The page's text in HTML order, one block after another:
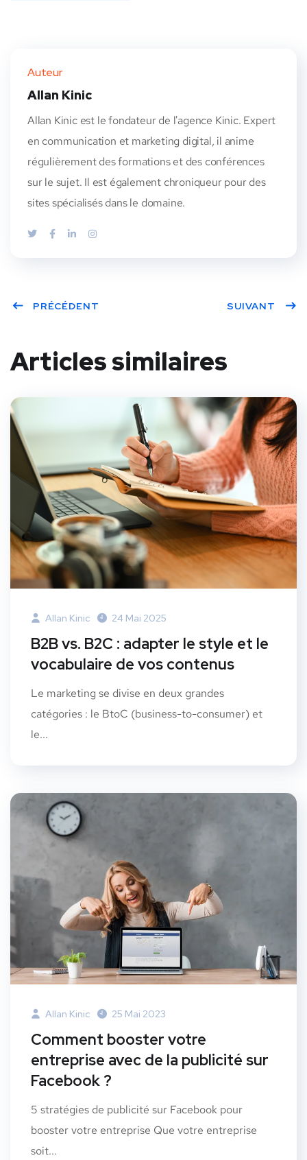
Auteur
Allan Kinic
Allan Kinic est le fondateur de l'agence Kinic. Expert
en communication et marketing digital, il anime
régulièrement des formations et des conférences
sur le sujet. Il est également chroniqueur pour des
sites spécialisés dans le domaine.
PRÉCÉDENT SUIVANT
Articles similaires
Allan Kinic 24 Mai 2025
B2B vs. B2C : adapter le style et le
vocabulaire de vos contenus
Le marketing se divise en deux grandes
catégories : le BtoC (business-to-consumer) et
le...
Allan Kinic 25 Mai 2023
Comment booster votre
entreprise avec de la publicité sur
Facebook ?
5 stratégies de publicité sur Facebook pour
booster votre entreprise Que votre entreprise
soit...